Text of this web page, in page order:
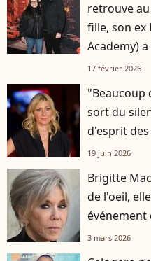
retrouve
fille, son ex
Academy)
17 février 2026
"Beaucoup
sort du
d'esprit
19 juin 2026
Brigitte
de l'oeil,
3 mars 2026